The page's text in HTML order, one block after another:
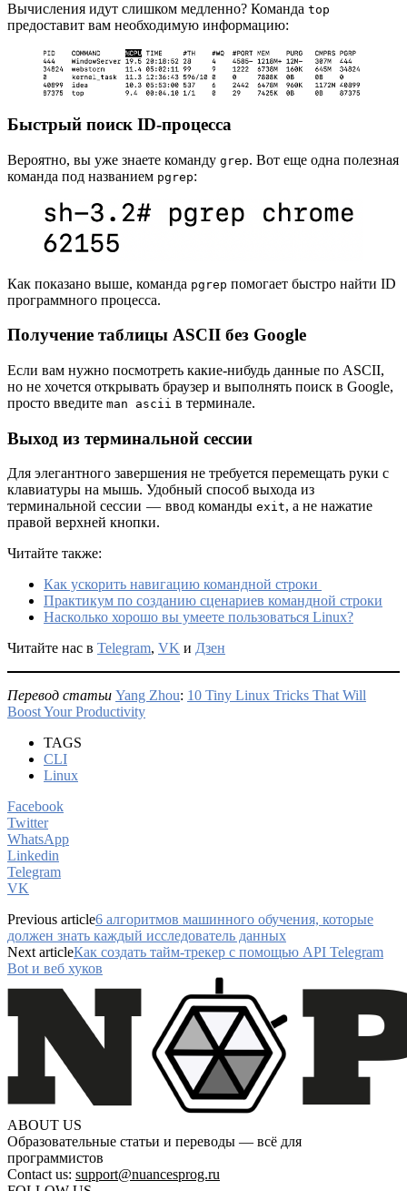
Вычисления идут слишком медленно? Команда top
предоставит вам необходимую информацию:
Быстрый поиск ID-процесса
Вероятно, вы уже знаете команду grep. Вот еще одна полезная
команда под названием pgrep:
Как показано выше, команда pgrep помогает быстро найти ID
программного процесса.
Получение таблицы ASCII без Google
Если вам нужно посмотреть какие-нибудь данные по ASCII,
но не хочется открывать браузер и выполнять поиск в Google,
просто введите man ascii в терминале.
Выход из терминальной сессии
Для элегантного завершения не требуется перемещать руки с
клавиатуры на мышь. Удобный способ выхода из
терминальной сессии — ввод команды exit, а не нажатие
правой верхней кнопки.
Читайте также:
Как ускорить навигацию командной строки
Практикум по созданию сценариев командной строки
Насколько хорошо вы умеете пользоваться Linux?
Читайте нас в Telegram, VK и Дзен
Перевод статьи Yang Zhou: 10 Tiny Linux Tricks That Will
Boost Your Productivity
TAGS
CLI
Linux
Facebook
Twitter
WhatsApp
Linkedin
Telegram
VK
Previous article6 алгоритмов машинного обучения, которые
должен знать каждый исследователь данных
Next articleКак создать тайм-трекер с помощью API Telegram
Bot и веб хуков
ABOUT US
Образовательные статьи и переводы — всё для
программистов
Contact us: support@nuancesprog.ru